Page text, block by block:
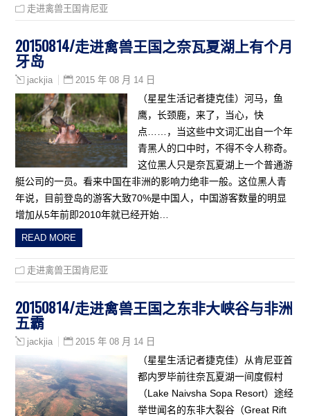
走进禽兽王国肯尼亚
20150814/走进禽兽王国之奈瓦夏湖上有个月
牙岛
jackjia 2015 年 08 月 14 日
（星星生活记者捷克佳）河马，鱼
鹰，长颈鹿，来了，当心，快
点……，当这些中文词汇出自一个年
青黑人的口中时，不得不令人称奇。
这位黑人只是奈瓦夏湖上一个普通游
艇公司的一员。看来中国在非洲的影响力绝非一般。这位黑人青
年说，目前登岛的游客大致70%是中国人，中国游客数量的明显
增加从5年前即2010年就已经开始…
READ MORE
走进禽兽王国肯尼亚
20150814/走进禽兽王国之东非大峡谷与非洲
五霸
jackjia 2015 年 08 月 14 日
（星星生活记者捷克佳）从肯尼亚首
都内罗毕前往奈瓦夏湖一间度假村
（Lake Naivsha Sopa Resort）途经
举世闻名的东非大裂谷（Great Rift